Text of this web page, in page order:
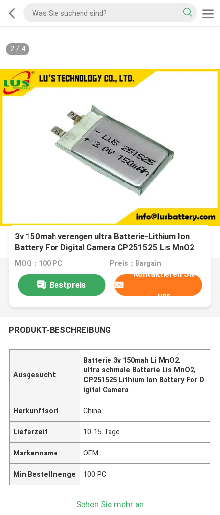
2/ 4
3v 150mah verengen ultra Batterie-Lithium Ion
Battery For Digital Camera CP251525 Lis MnO2
MOQ：100 PC Preis：Bargain
Bestpreis
Kontaktieren Sie
uns
PRODUKT-BESCHREIBUNG
Ausgesucht:
Batterie 3v 150mah Li MnO2,
ultra schmale Batterie Lis MnO2,
CP251525 Lithium Ion Battery For D
igital Camera
Herkunftsort China
Lieferzeit 10-15 Tage
Markenname OEM
Min Bestellmenge 100 PC
Sehen Sie mehr an